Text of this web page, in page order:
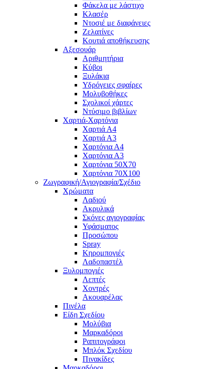
Φάκελα με λάστιχο
Κλασέρ
Ντοσιέ με διαφάνειες
Ζελατίνες
Κουτιά αποθήκευσης
Αξεσουάρ
Αριθμητήρια
Κύβοι
Ξυλάκια
Υδρόγειες σφαίρες
Μολυβοθήκες
Σχολικοί χάρτες
Ντύσιμο βιβλίων
Χαρτιά-Χαρτόνια
Χαρτιά Α4
Χαρτιά Α3
Χαρτόνια Α4
Χαρτόνια Α3
Χαρτόνια 50Χ70
Χαρτόνια 70Χ100
Ζωγραφική/Αγιογραφία/Σχέδιο
Χρώματα
Λαδιού
Ακρυλικά
Σκόνες αγιογραφίας
Υφάσματος
Προσώπου
Spray
Κηρομπογιές
Λαδοπαστέλ
Ξυλομπογιές
Λεπτές
Χοντρές
Ακουαρέλας
Πινέλα
Είδη Σχεδίου
Μολύβια
Μαρκαδόροι
Ραπιτογράφοι
Μπλόκ Σχεδίου
Πινακίδες